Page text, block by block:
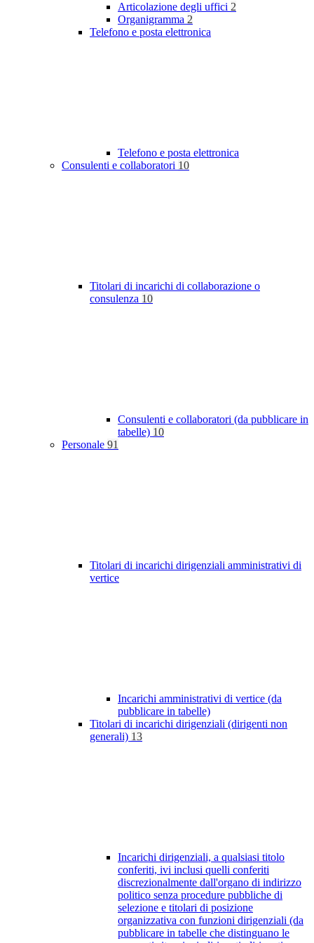
Articolazione degli uffici 2
Organigramma 2
Telefono e posta elettronica
Telefono e posta elettronica
Consulenti e collaboratori 10
Titolari di incarichi di collaborazione o
consulenza 10
Consulenti e collaboratori (da pubblicare in
tabelle) 10
Personale 91
Titolari di incarichi dirigenziali amministrativi di
vertice
Incarichi amministrativi di vertice (da
pubblicare in tabelle)
Titolari di incarichi dirigenziali (dirigenti non
generali) 13
Incarichi dirigenziali, a qualsiasi titolo
conferiti, ivi inclusi quelli conferiti
discrezionalmente dall'organo di indirizzo
politico senza procedure pubbliche di
selezione e titolari di posizione
organizzativa con funzioni dirigenziali (da
pubblicare in tabelle che distinguano le